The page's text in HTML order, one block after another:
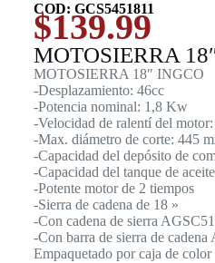
COD: GCS5451811
$139.99
MOTOSIERRA
MOTOSIERRA 18″ INGCO
-Desplazamiento: 46cc
-Potencia nominal: 1,8 Kw
-Velocidad de ralentí del
-Max. diámetro de corte: 445
-Capacidad del depósito de
-Capacidad del tanque de
-Potente motor de 2 tiempos
-Sierra de cadena de 18 »
-Con cadena de sierra
-Con barra de sierra de cadena
Empaquetado por caja de color